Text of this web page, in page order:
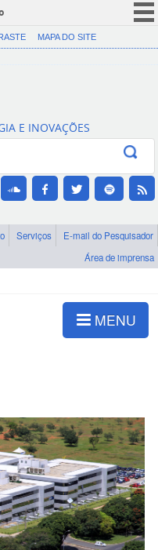
CORONAVÍRUS (COVID-19)
Canais
MAPA DO SITE
E INOVAÇÕES
Serviços
E-mail do Pesquisador
Área de imprensa
MENU